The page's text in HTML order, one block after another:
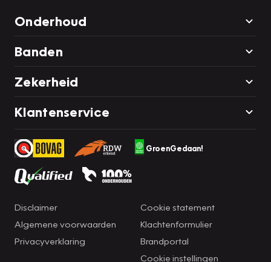
Onderhoud
Banden
Zekerheid
Klantenservice
GroenGedaan!
Disclaimer
Algemene voorwaarden
Privacyverklaring
Cookie statement
Klachtenformulier
Brandportal
Cookie instellingen